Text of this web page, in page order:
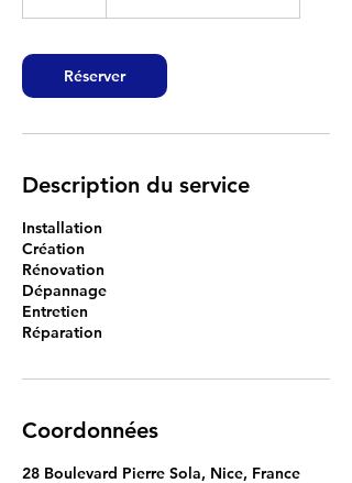
i
n
Réserver
Description du service
Installation
Création
Rénovation
Dépannage
Entretien
Réparation
Coordonnées
28 Boulevard Pierre Sola, Nice, France